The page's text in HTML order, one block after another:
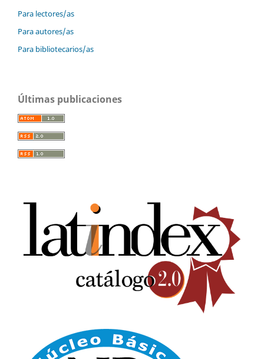
Para lectores/as
Para autores/as
Para bibliotecarios/as
Últimas publicaciones